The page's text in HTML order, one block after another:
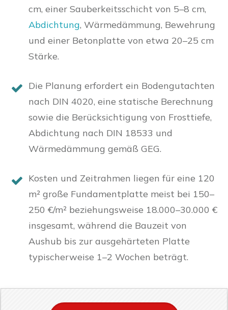
cm, einer Sauberkeitsschicht von 5–8 cm,
Abdichtung, Wärmedämmung, Bewehrung
und einer Betonplatte von etwa 20–25 cm
Stärke.
Die Planung erfordert ein Bodengutachten
nach DIN 4020, eine statische Berechnung
sowie die Berücksichtigung von Frosttiefe,
Abdichtung nach DIN 18533 und
Wärmedämmung gemäß GEG.
Kosten und Zeitrahmen liegen für eine 120
m² große Fundamentplatte meist bei 150–
250 €/m² beziehungsweise 18.000–30.000 €
insgesamt, während die Bauzeit von
Aushub bis zur ausgehärteten Platte
typischerweise 1–2 Wochen beträgt.